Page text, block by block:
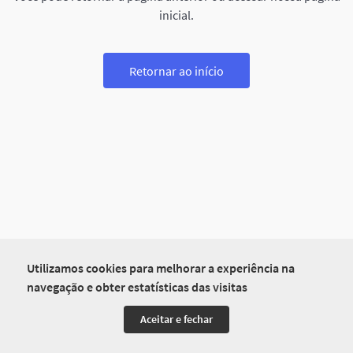
Utilizamos cookies para melhorar a experiência na
navegação e obter estatísticas das visitas
Aceitar e fechar
inicial.
Retornar ao início